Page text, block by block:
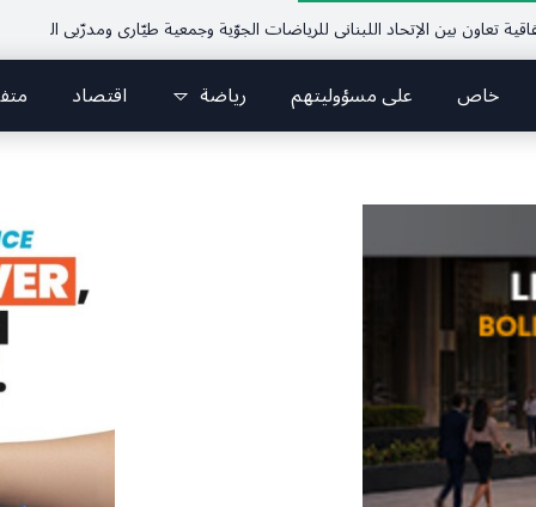
بين الإتحاد اللبناني للرياضات الجوّية وجمعية طيّاري ومدرّبي الطيران الشراعي
خاص على مسؤوليتهم رياضة اقتصاد